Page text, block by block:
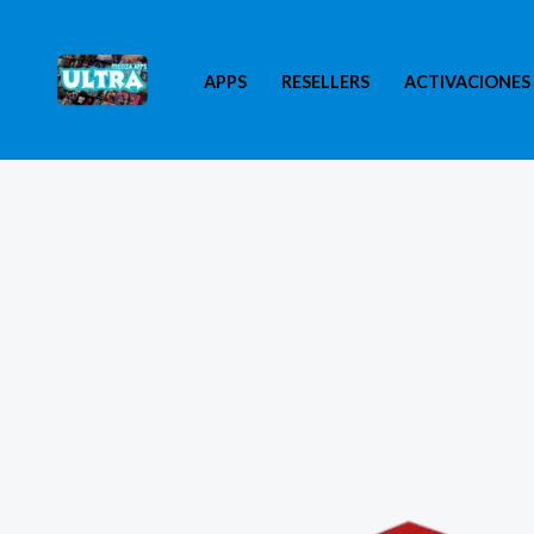
contenido
APPS RESELLERS ACTIVACIONES